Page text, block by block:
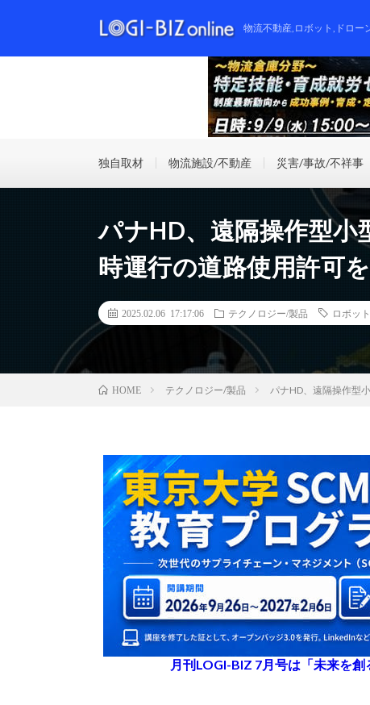
物流不動産,ロボット,ドロー
独自取材 物流施設/不動産 災害/事故/不祥事
パナHD、遠隔操作型小
時運行の道路使用許可
2025.02.06 17:17:06 テクノロジー/製品 ロボット
HOME テクノロジー/製品 パナHD、遠隔操作型
月刊LOGI-BIZ 7月号は「未来を